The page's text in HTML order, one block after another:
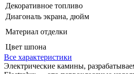
Декоративное топливо
Диагональ экрана, дюйм
Материал отделки
Цвет шпона
Все характеристики
Электрические камины,